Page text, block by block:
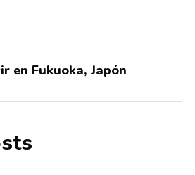
en Fukuoka, Japón